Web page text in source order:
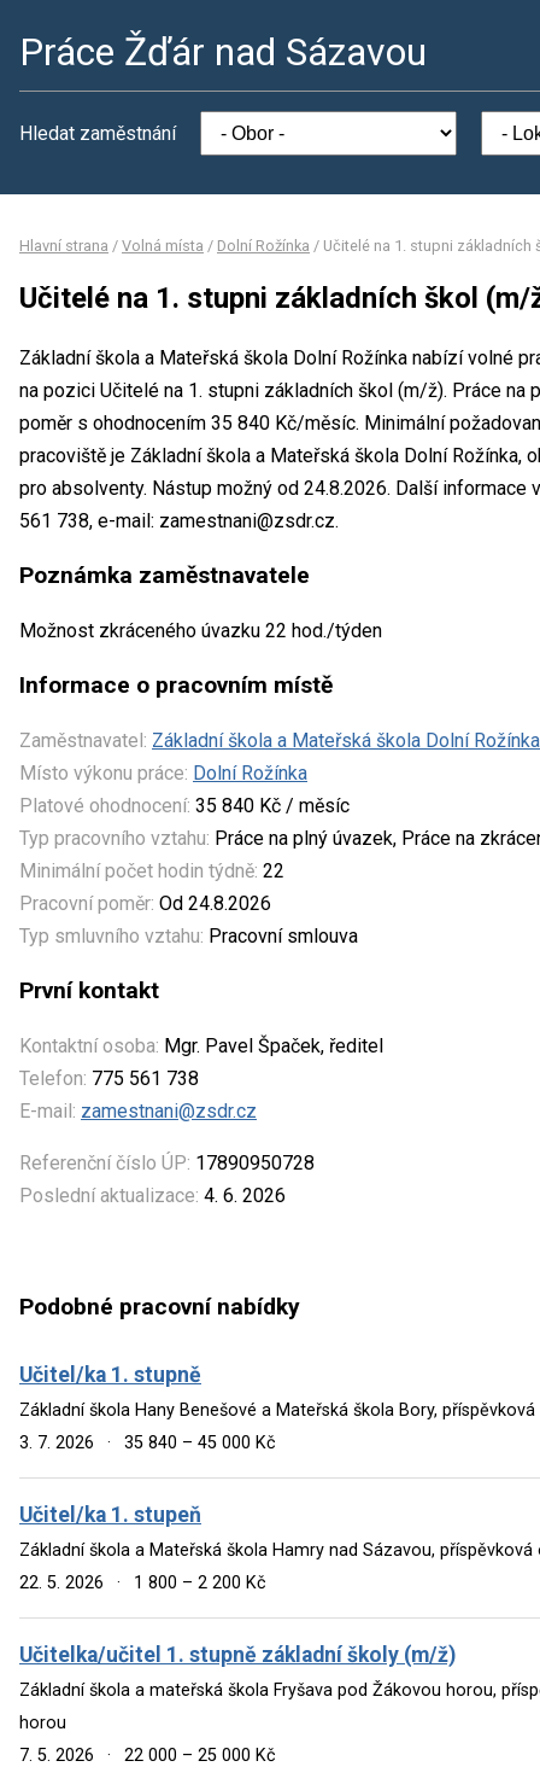
Práce Žďár nad Sázavou
Hledat zaměstnání
Hlavní strana / Volná místa / Dolní Rožínka / Učitelé na 1. stupni základních
Učitelé na 1. stupni základních škol (m/
Základní škola a Mateřská škola Dolní Rožínka nabízí volné
na pozici Učitelé na 1. stupni základních škol (m/ž). Práce na
poměr s ohodnocením 35 840 Kč/měsíc. Minimální
pracoviště je Základní škola a Mateřská škola Dolní Rožínka,
pro absolventy. Nástup možný od 24.8.2026. Další informace
561 738, e-mail: zamestnani@zsdr.cz.
Poznámka zaměstnavatele
Možnost zkráceného úvazku 22 hod./týden
Informace o pracovním místě
Zaměstnavatel: Základní škola a Mateřská škola Dolní Rožínka
Místo výkonu práce: Dolní Rožínka
Platové ohodnocení: 35 840 Kč / měsíc
Typ pracovního vztahu: Práce na plný úvazek, Práce na
Minimální počet hodin týdně: 22
Pracovní poměr: Od 24.8.2026
Typ smluvního vztahu: Pracovní smlouva
První kontakt
Kontaktní osoba: Mgr. Pavel Špaček, ředitel
Telefon: 775 561 738
E-mail: zamestnani@zsdr.cz
Referenční číslo ÚP: 17890950728
Poslední aktualizace: 4. 6. 2026
Podobné pracovní nabídky
Učitel/ka 1. stupně
Základní škola Hany Benešové a Mateřská škola Bory,
3. 7. 2026
· 35 840 – 45 000 Kč
Učitel/ka 1. stupeň
Základní škola a Mateřská škola Hamry nad Sázavou,
22. 5. 2026
· 1 800 – 2 200 Kč
Učitelka/učitel 1. stupně základní školy (m/ž)
Základní škola a mateřská škola Fryšava pod Žákovou horou,
horou
7. 5. 2026
· 22 000 – 25 000 Kč